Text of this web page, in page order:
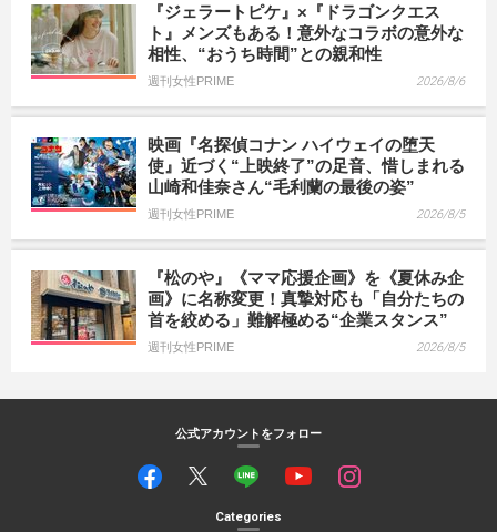
『ジェラートピケ』×『ドラゴンクエス
ト』メンズもある！意外なコラボの意外な
相性、“おうち時間”との親和性
週刊女性PRIME 2026/8/6
映画『名探偵コナン ハイウェイの堕天
使』近づく“上映終了”の足音、惜しまれる
山崎和佳奈さん“毛利蘭の最後の姿”
週刊女性PRIME 2026/8/5
『松のや』《ママ応援企画》を《夏休み企
画》に名称変更！真摯対応も「自分たちの
首を絞める」難解極める“企業スタンス”
週刊女性PRIME 2026/8/5
公式アカウントをフォロー
Categories